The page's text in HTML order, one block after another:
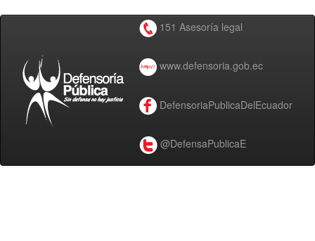
151 Asesoría legal
www.defensoria.gob.ec
DefensoriaPublicaDelEcuador
@DefensaPublicaE